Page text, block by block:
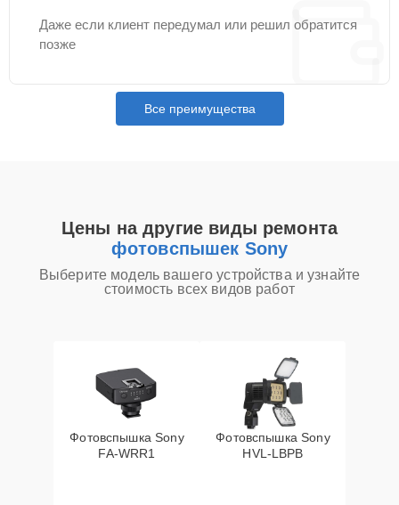
Даже если клиент передумал или решил обратится
позже
Все преимущества
Цены на другие виды ремонта
фотовспышек Sony
Выберите модель вашего устройства и узнайте
стоимость всех видов работ
Фотовспышка Sony
FA-WRR1
Фотовспышка Sony
HVL-LBPB